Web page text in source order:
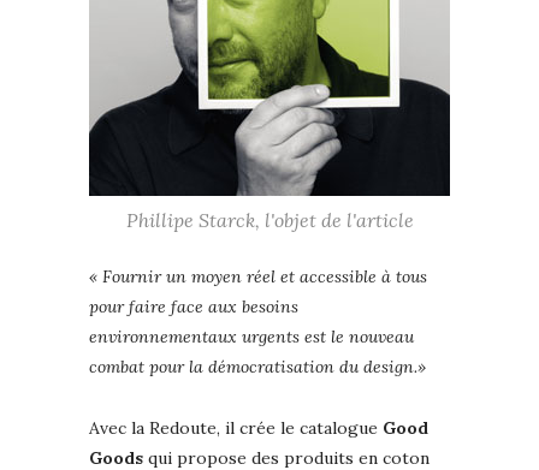
Phillipe Starck, l'objet de l'article
« Fournir un moyen réel et accessible à tous
pour faire face aux besoins
environnementaux urgents est le nouveau
combat pour la démocratisation du design.»
Avec la Redoute, il crée le catalogue Good
Goods qui propose des produits en coton